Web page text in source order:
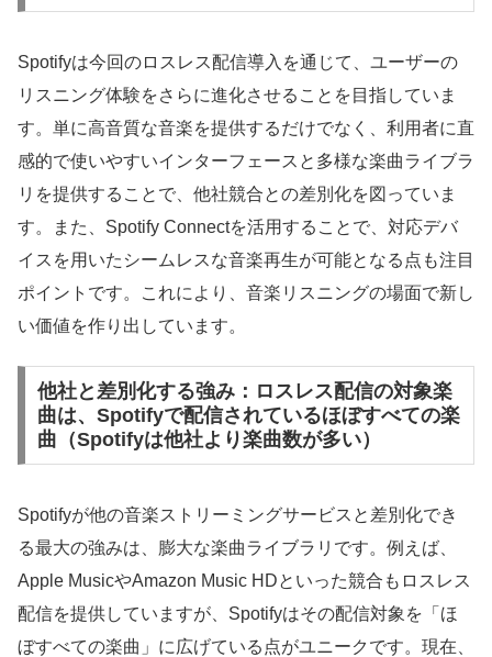
Spotifyは今回のロスレス配信導入を通じて、ユーザーの
リスニング体験をさらに進化させることを目指していま
す。単に高音質な音楽を提供するだけでなく、利用者に直
感的で使いやすいインターフェースと多様な楽曲ライブラ
リを提供することで、他社競合との差別化を図っていま
す。また、Spotify Connectを活用することで、対応デバ
イスを用いたシームレスな音楽再生が可能となる点も注目
ポイントです。これにより、音楽リスニングの場面で新し
い価値を作り出しています。
他社と差別化する強み：ロスレス配信の対象楽
曲は、Spotifyで配信されているほぼすべての楽
曲（Spotifyは他社より楽曲数が多い）
Spotifyが他の音楽ストリーミングサービスと差別化でき
る最大の強みは、膨大な楽曲ライブラリです。例えば、
Apple MusicやAmazon Music HDといった競合もロスレス
配信を提供していますが、Spotifyはその配信対象を「ほ
ぼすべての楽曲」に広げている点がユニークです。現在、